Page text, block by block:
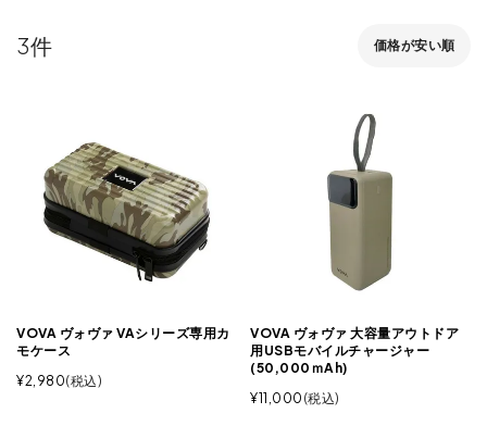
価格が安い順
3
VOVA ヴォヴァ VAシリーズ専用カ
モケース
¥2,980 税込
VOVA ヴォヴァ 大容量アウトドア
用USBモバイルチャージャー
(50,000ｍAh)
¥11,000 税込